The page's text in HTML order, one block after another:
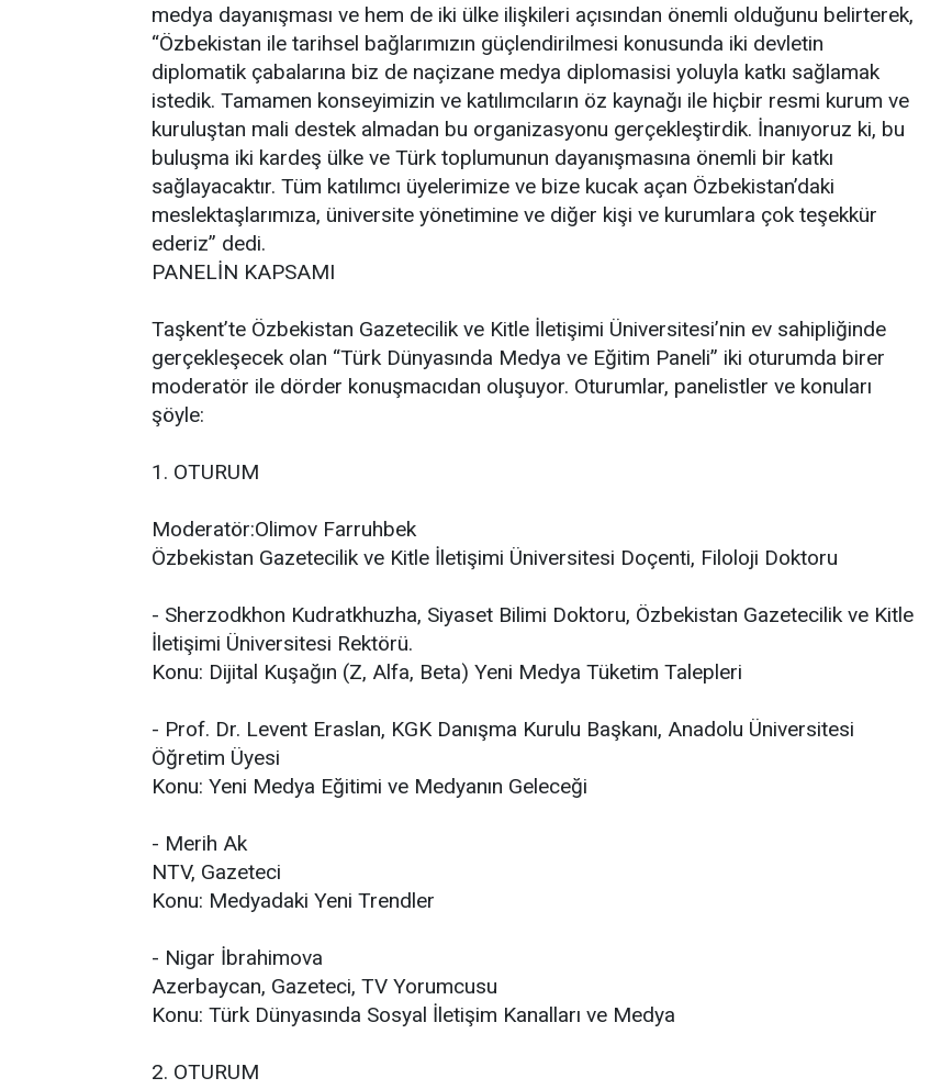
medya dayanışması ve hem de iki ülke ilişkileri açısından önemli olduğunu belirterek,
“Özbekistan ile tarihsel bağlarımızın güçlendirilmesi konusunda iki devletin
diplomatik çabalarına biz de naçizane medya diplomasisi yoluyla katkı sağlamak
istedik. Tamamen konseyimizin ve katılımcıların öz kaynağı ile hiçbir resmi kurum ve
kuruluştan mali destek almadan bu organizasyonu gerçekleştirdik. İnanıyoruz ki, bu
buluşma iki kardeş ülke ve Türk toplumunun dayanışmasına önemli bir katkı
sağlayacaktır. Tüm katılımcı üyelerimize ve bize kucak açan Özbekistan’daki
meslektaşlarımıza, üniversite yönetimine ve diğer kişi ve kurumlara çok teşekkür
ederiz” dedi.
PANELİN KAPSAMI
Taşkent’te Özbekistan Gazetecilik ve Kitle İletişimi Üniversitesi’nin ev sahipliğinde
gerçekleşecek olan “Türk Dünyasında Medya ve Eğitim Paneli” iki oturumda birer
moderatör ile dörder konuşmacıdan oluşuyor. Oturumlar, panelistler ve konuları
şöyle:
1. OTURUM
Moderatör:Olimov Farruhbek
Özbekistan Gazetecilik ve Kitle İletişimi Üniversitesi Doçenti, Filoloji Doktoru
- Sherzodkhon Kudratkhuzha, Siyaset Bilimi Doktoru, Özbekistan Gazetecilik ve Kitle
İletişimi Üniversitesi Rektörü.
Konu: Dijital Kuşağın (Z, Alfa, Beta) Yeni Medya Tüketim Talepleri
- Prof. Dr. Levent Eraslan, KGK Danışma Kurulu Başkanı, Anadolu Üniversitesi
Öğretim Üyesi
Konu: Yeni Medya Eğitimi ve Medyanın Geleceği
- Merih Ak
NTV, Gazeteci
Konu: Medyadaki Yeni Trendler
- Nigar İbrahimova
Azerbaycan, Gazeteci, TV Yorumcusu
Konu: Türk Dünyasında Sosyal İletişim Kanalları ve Medya
2. OTURUM